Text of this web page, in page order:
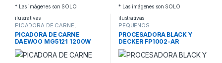
* Las imágenes son SOLO
ilustrativas
PICADORA DE CARNE,
PEQUEÑOS
ELECTRODOMESTICOS
PICADORA DE CARNE
DAEWOO MG5121 1200W
* Las imágenes son SOLO
ilustrativas
PEQUEÑOS
ELECTRODOMESTICOS,
PROCESADORAS Y PICADORAS
PROCESADORA BLACK Y
DECKER FP1002-AR